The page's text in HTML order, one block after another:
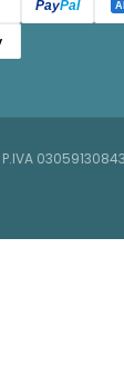
PayPal